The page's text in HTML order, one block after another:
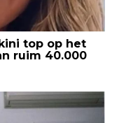
top op het
ruim 40.000